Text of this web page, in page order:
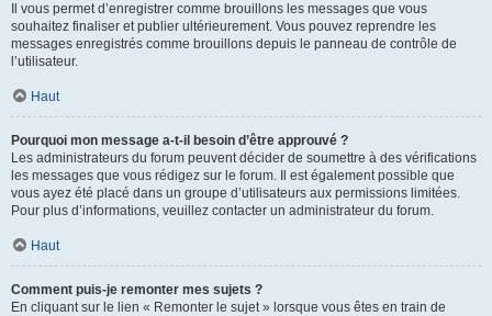
Il vous permet d’enregistrer comme brouillons les messages que vous
souhaitez finaliser et publier ultérieurement. Vous pouvez reprendre les
messages enregistrés comme brouillons depuis le panneau de contrôle de
l’utilisateur.
Haut
Pourquoi mon message a-t-il besoin d’être approuvé ?
Les administrateurs du forum peuvent décider de soumettre à des vérifications
les messages que vous rédigez sur le forum. Il est également possible que
vous ayez été placé dans un groupe d’utilisateurs aux permissions limitées.
Pour plus d’informations, veuillez contacter un administrateur du forum.
Haut
Comment puis-je remonter mes sujets ?
En cliquant sur le lien « Remonter le sujet » lorsque vous êtes en train de